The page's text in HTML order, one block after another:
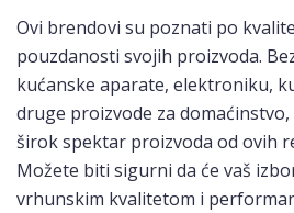
Ovi brendovi su poznati po
pouzdanosti svojih proizvoda.
kućanske aparate, elektroniku,
druge proizvode za
širok spektar proizvoda od ovih
Možete biti sigurni da će vaš
vrhunskim kvalitetom i